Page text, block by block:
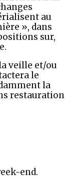
au
», dans
sur,
veille et/ou
le
la
restauration
end.